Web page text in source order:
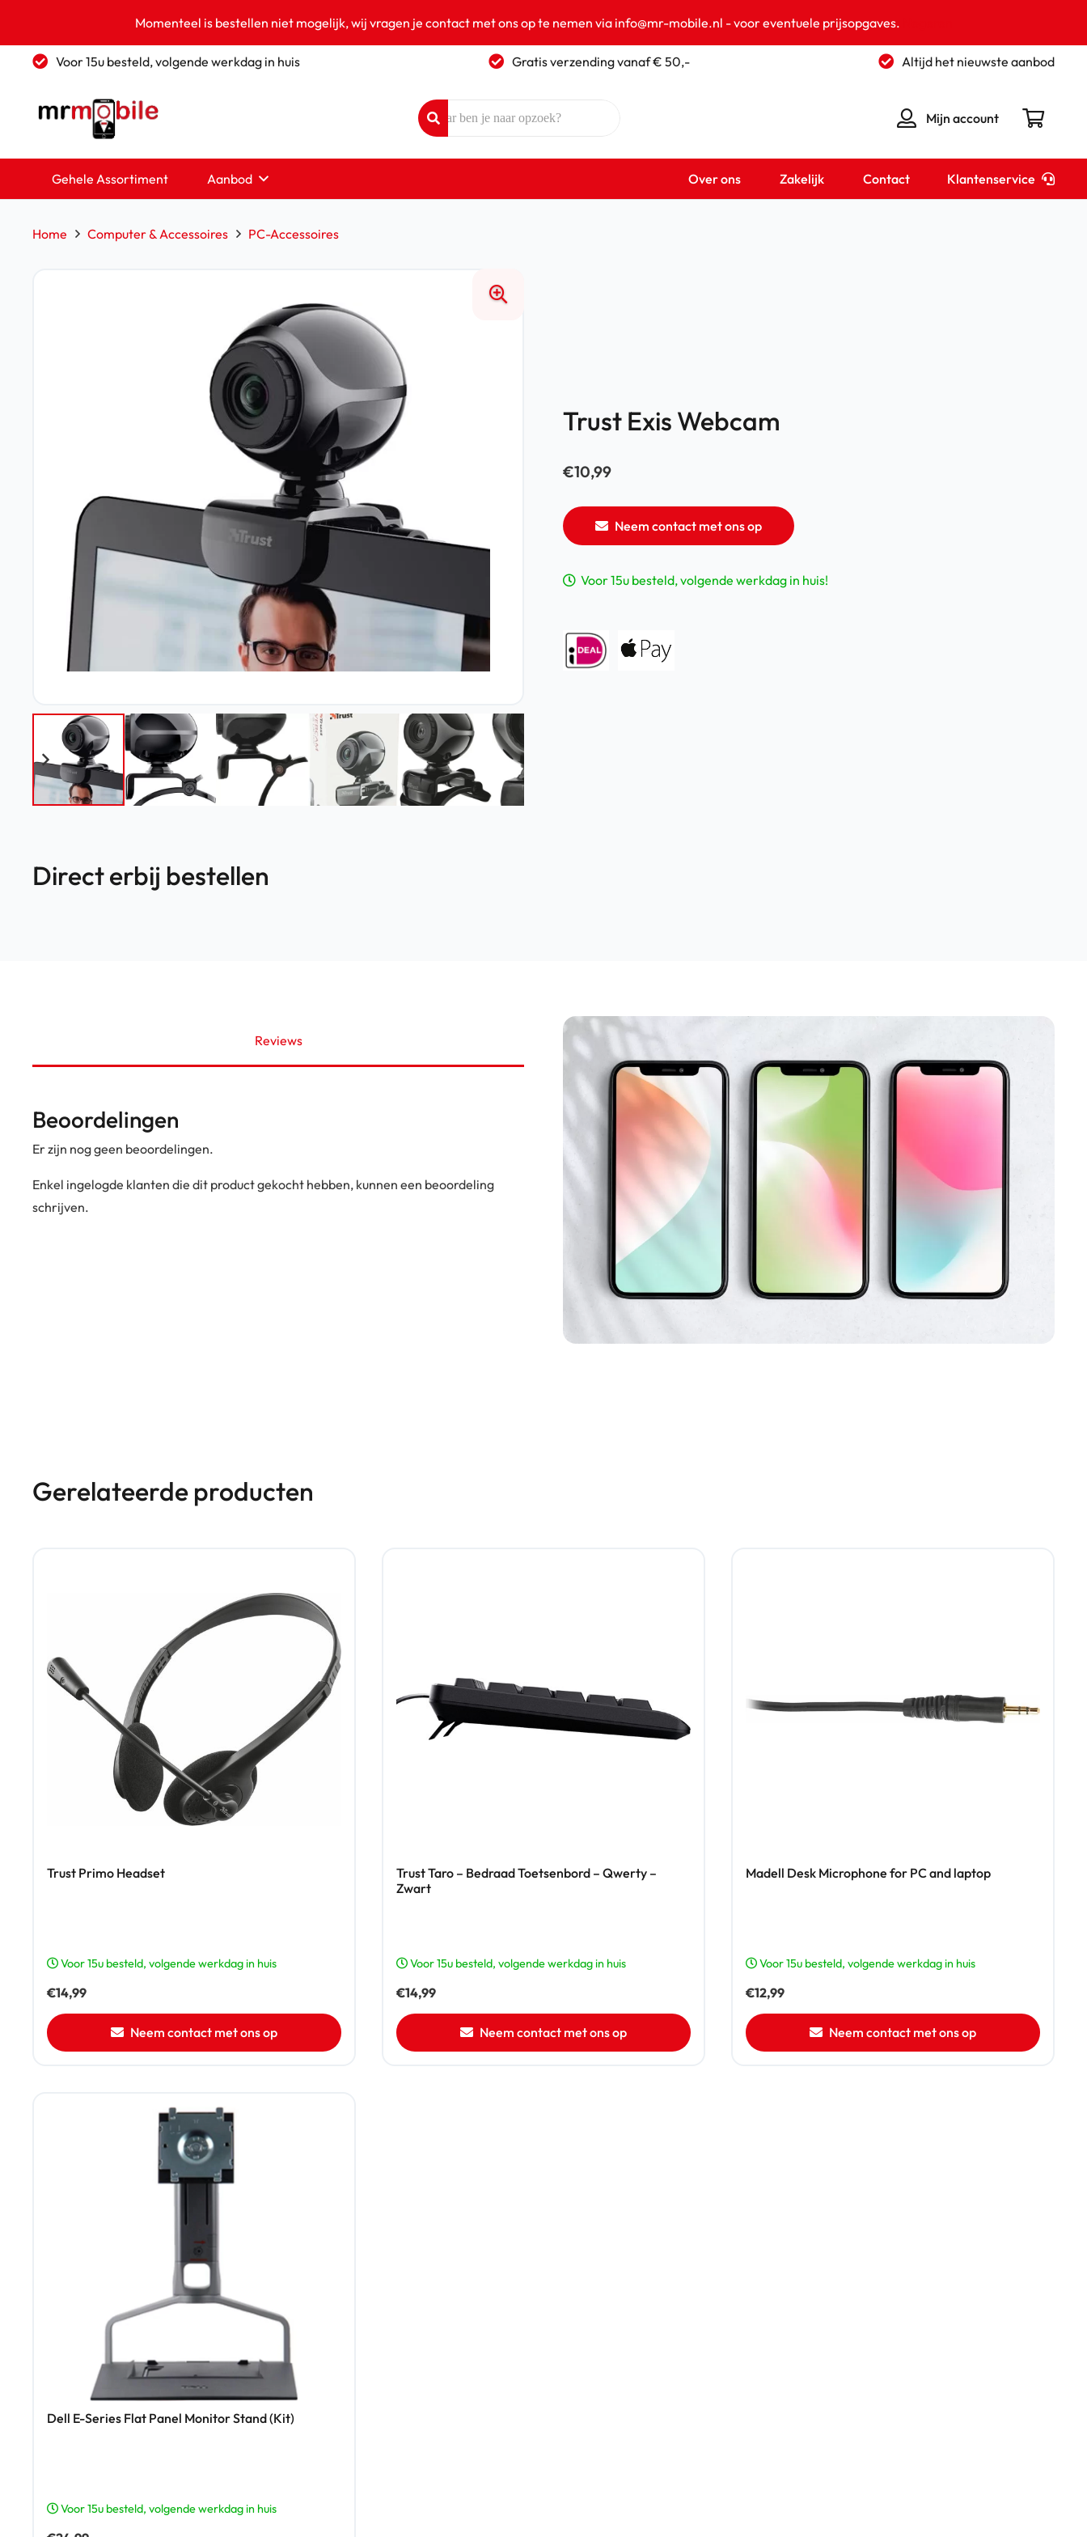
Momenteel is bestellen niet mogelijk, wij vragen je contact met ons op te nemen via info@mr-mobile.nl - voor eventuele prijsopgaves.
Voor 15u besteld, volgende werkdag in huis Gratis verzending vanaf € 50,- Altijd het nieuwste aanbod
Mijn account
Gehele Assortiment Aanbod Over ons Zakelijk Contact Klantenservice
Home Computer & Accessoires PC-Accessoires
Trust Exis Webcam
€10,99
Neem contact met ons op
Voor 15u besteld, volgende werkdag in huis!
Direct erbij bestellen
Reviews
Beoordelingen
Er zijn nog geen beoordelingen.
Enkel ingelogde klanten die dit product gekocht hebben, kunnen een beoordeling
schrijven.
Gerelateerde producten
Trust Primo Headset
Voor 15u besteld, volgende werkdag in huis
€14,99
Neem contact met ons op
Trust Taro – Bedraad Toetsenbord – Qwerty –
Zwart
Voor 15u besteld, volgende werkdag in huis
€14,99
Neem contact met ons op
Madell Desk Microphone for PC and laptop
Voor 15u besteld, volgende werkdag in huis
€12,99
Neem contact met ons op
Dell E-Series Flat Panel Monitor Stand (Kit)
Voor 15u besteld, volgende werkdag in huis